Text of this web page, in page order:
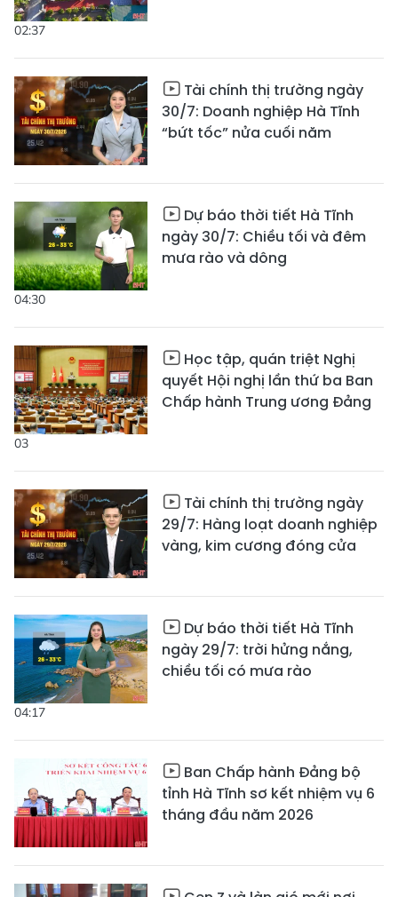
02:37
Tài chính thị trường ngày
30/7: Doanh nghiệp Hà Tĩnh
“bứt tốc” nửa cuối năm
04:30
Dự báo thời tiết Hà Tĩnh
ngày 30/7: Chiều tối và đêm
mưa rào và dông
03
Học tập, quán triệt Nghị
quyết Hội nghị lần thứ ba Ban
Chấp hành Trung ương Đảng
Tài chính thị trường ngày
29/7: Hàng loạt doanh nghiệp
vàng, kim cương đóng cửa
04:17
Dự báo thời tiết Hà Tĩnh
ngày 29/7: trời hửng nắng,
chiều tối có mưa rào
Ban Chấp hành Đảng bộ
tỉnh Hà Tĩnh sơ kết nhiệm vụ 6
tháng đầu năm 2026